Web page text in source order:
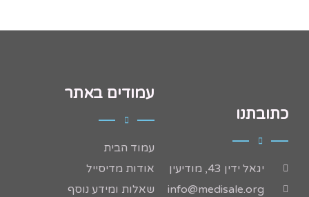
כתובתנו
יגאל ידין 43, מודיעין
info@medisale.org
עמודים באתר
עמוד הבית
אודות מדיסייל
שאלות ומידע נוסף